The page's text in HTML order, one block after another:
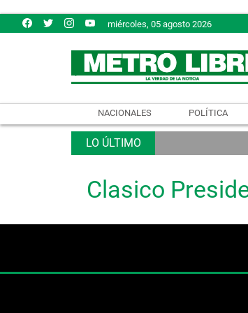
miércoles, 05 agosto 2026
NACIONALES POLÍTICA
Clasico